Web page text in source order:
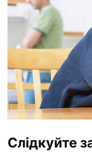
Слідкуйте